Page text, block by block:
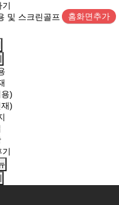
홈화면추가
)
)